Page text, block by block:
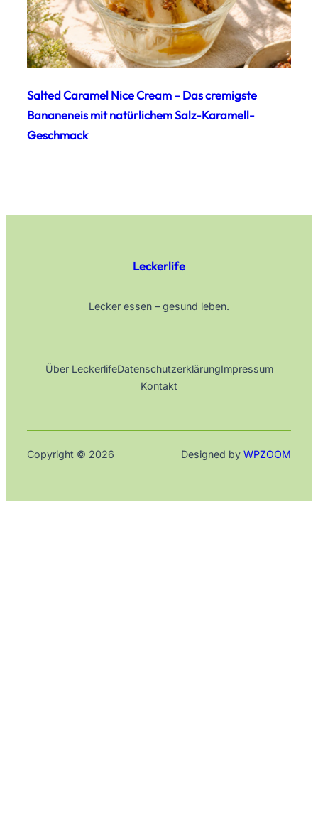
Salted Caramel Nice Cream – Das cremigste
Bananeneis mit natürlichem Salz-Karamell-
Geschmack
Leckerlife
Lecker essen – gesund leben.
Über LeckerlifeDatenschutzerklärungImpressum
Kontakt
Copyright © 2026 Designed by WPZOOM